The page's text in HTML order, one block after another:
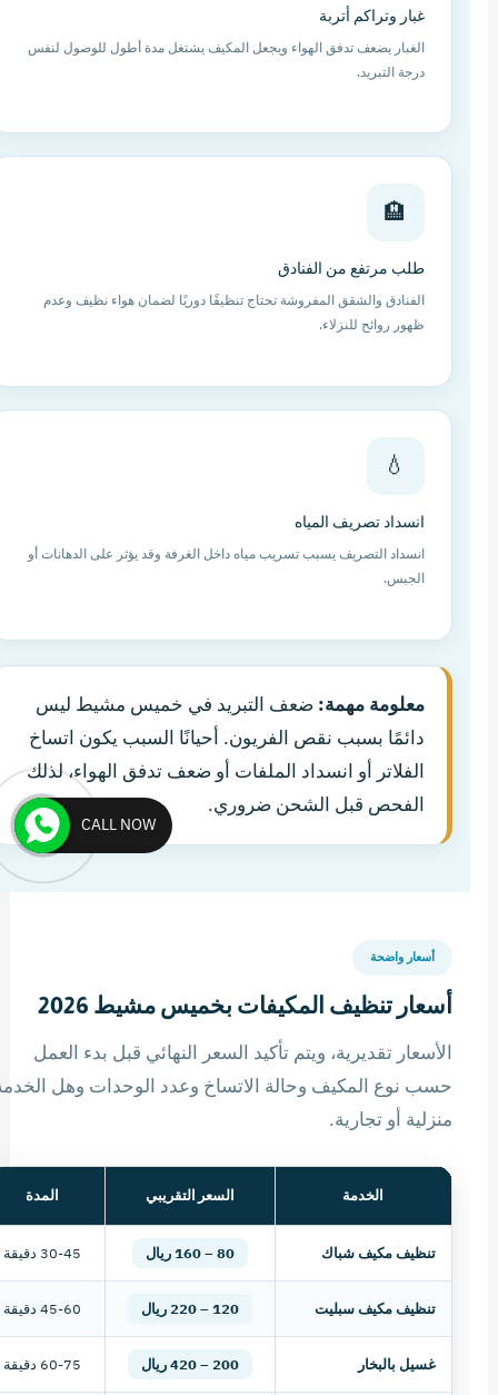
غبار وتراكم أتربة
الغبار يضعف تدفق الهواء ويجعل المكيف يشتغل مدة أطول للوصول لنفس
درجة التبريد.
🏨
طلب مرتفع من الفنادق
الفنادق والشقق المفروشة تحتاج تنظيفًا دوريًا لضمان هواء نظيف وعدم
ظهور روائح للنزلاء.
💧
انسداد تصريف المياه
انسداد التصريف يسبب تسريب مياه داخل الغرفة وقد يؤثر على الدهانات أو
الجبس.
معلومة مهمة: ضعف التبريد في خميس مشيط ليس
دائمًا بسبب نقص الفريون. أحيانًا السبب يكون اتساخ
الفلاتر أو انسداد الملفات أو ضعف تدفق الهواء، لذلك
الفحص قبل الشحن ضروري.
أسعار واضحة
أسعار تنظيف المكيفات بخميس مشيط 2026
الأسعار تقديرية، ويتم تأكيد السعر النهائي قبل بدء العمل
حسب نوع المكيف وحالة الاتساخ وعدد الوحدات وهل
منزلية أو تجارية.
الخدمة السعر التقريبي المدة
تنظيف مكيف شباك 80 – 160 ريال 30-45 دقيقة
تنظيف مكيف سبليت 120 – 220 ريال 45-60 دقيقة
غسيل بالبخار 200 – 420 ريال 60-75 دقيقة
CALL NOW